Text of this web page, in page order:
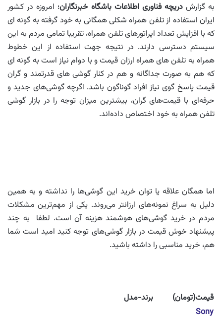
به گزارش دریچه فناوری اطلاعات باشگاه خبرنگاران؛ امروزه در کشور
ایران استفاده از تلفن همراه شکلی همگانی به خود گرفته به گونه ای
که با افزایش تعداد اپراتورهای تلفن همراه، تقریبا تمامی مردم به این
سیستم دسترسی دارند. در نتیجه جهت استفاده از این خطوط
همراه به تلفن های همراه ارزان قیمت و با دوام نیاز است به گونه ای
که هم به صورت جداگانه و هم در کنار گوشی های قدرتمند و گران
قیمت پاسخ گوی نیاز افراد گوناگون باشد. اگرچه گوشی‌های جدید و
حرفه‌ای با قیمت‌های گران، بیشترین میزان توجه را در بازار گوشی
تلفن همراه به خود اختصاص داده‌اند.
اما همگان علاقه یا توان خرید این گوشی‌ها را نداشته و به همین
دلیل به سراغ نمونه‌های ارزانتر می‌روند. یکی از مهم‌ترین مشکلات
مردم در خرید گوشی‌های هوشمند هزینه آن است. لطفا به چند
پیشنهاد خوش قیمت در بازار گوشی‌های توجه کنید امید است شما
هم، خرید مناسبی را داشته باشید.
قیمت(تومان)
برند-مدل
Sony